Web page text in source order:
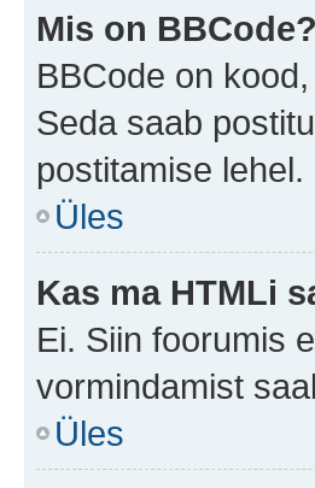
Mis on BBCode?
BBCode on
Seda saab
postitamise lehel.
Üles
Kas ma HTMLi
Ei. Siin foorumis
vormindamist
Üles